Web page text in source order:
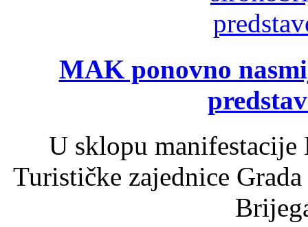
MAK ponovno
U sklopu
Turističke zajednice